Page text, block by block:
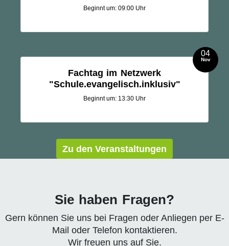
Beginnt um: 09:00 Uhr
04
Nov
Fachtag im Netzwerk
"Schule.evangelisch.inklusiv"
Beginnt um: 13:30 Uhr
Zu den Veranstaltungen
Sie haben Fragen?
Gern können Sie uns bei Fragen oder Anliegen per E-
Mail oder Telefon kontaktieren.
Wir freuen uns auf Sie.